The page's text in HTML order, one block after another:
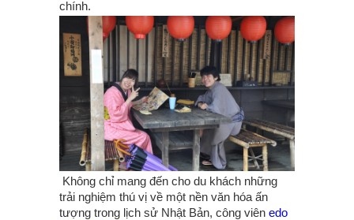
chính.
Không chỉ mang đến cho du khách những
trải nghiệm thú vị về một nền văn hóa ấn
tượng trong lịch sử Nhật Bản, công viên edo